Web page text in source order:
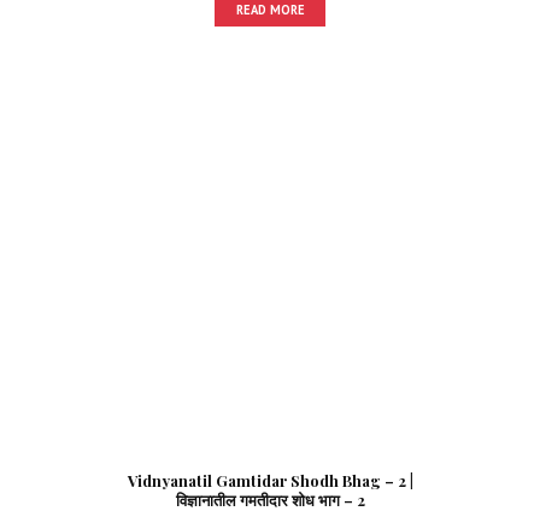
READ MORE
Vidnyanatil Gamtidar Shodh Bhag – 2 |
विज्ञानातील गमतीदार शोध भाग – 2